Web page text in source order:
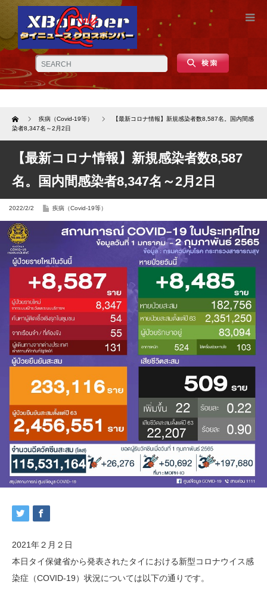
Home 疾病（Covid-19等）
【最新コロナ情報】新規感染者数8,587名。国内間感
染者8,347名～2月2日
【最新コロナ情報】新規感染者数8,587
名。国内間感染者8,347名～2月2日
2022/2/2 疾病（Covid-19等）
2021年２月２日
本日タイ保健省から発表されたタイにおける新型コロナウイス感
染症（COVID-19）状況については以下の通りです。